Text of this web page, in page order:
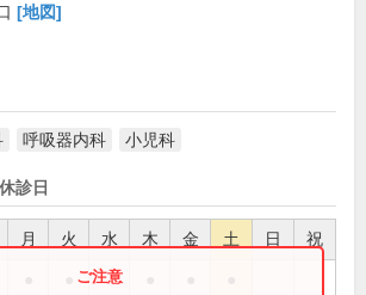
[地図]
呼吸器内科 小児科
診日
月 火 水 木 金 土 日 祝